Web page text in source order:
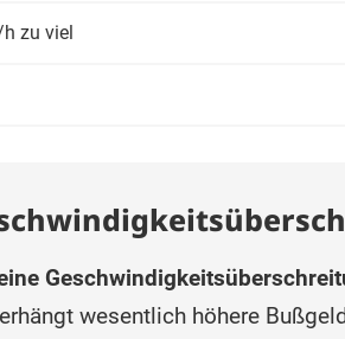
zu viel
wesentlich höhere